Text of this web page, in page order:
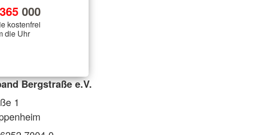
365000
kostenfrei
die Uhr
Bergstraße e.V.
1